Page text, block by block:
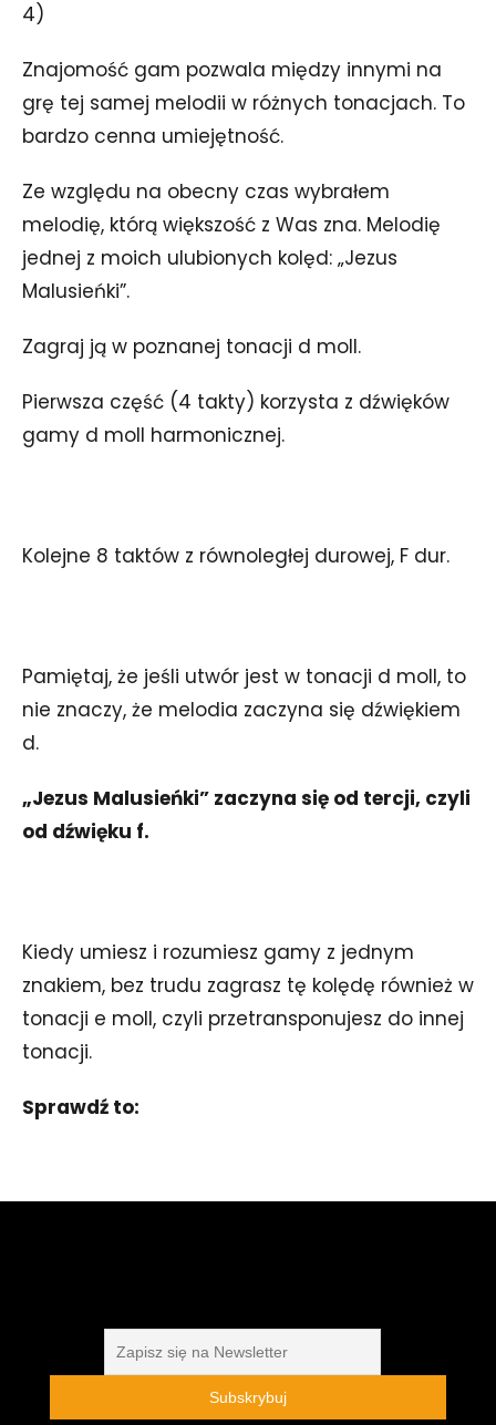
4)
Znajomość gam pozwala między innymi na
grę tej samej melodii w różnych tonacjach. To
bardzo cenna umiejętność.
Ze względu na obecny czas wybrałem
melodię, którą większość z Was zna. Melodię
jednej z moich ulubionych kolęd: „Jezus
Malusieńki”.
Zagraj ją w poznanej tonacji d moll.
Pierwsza część (4 takty) korzysta z dźwięków
gamy d moll harmonicznej.
Kolejne 8 taktów z równoległej durowej, F dur.
Pamiętaj, że jeśli utwór jest w tonacji d moll, to
nie znaczy, że melodia zaczyna się dźwiękiem
d.
„Jezus Malusieńki” zaczyna się od tercji, czyli
od dźwięku f.
Kiedy umiesz i rozumiesz gamy z jednym
znakiem, bez trudu zagrasz tę kolędę również w
tonacji e moll, czyli przetransponujesz do innej
tonacji.
Sprawdź to: